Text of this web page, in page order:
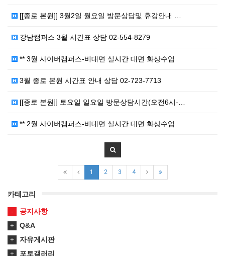
[[종로 본원]] 3월2일 월요일 방문상담및 휴강안내 …
강남캠퍼스 3월 시간표 상담 02-554-8279
** 3월 사이버캠퍼스-비대면 실시간 대면 화상수업
3월 종로 본원 시간표 안내 상담 02-723-7713
[[종로 본원]] 토요일 일요일 방문상담시간(오전6시-…
** 2월 사이버캠퍼스-비대면 실시간 대면 화상수업
1 2 3 4
카테고리
공지사항
Q&A
자유게시판
포토갤러리